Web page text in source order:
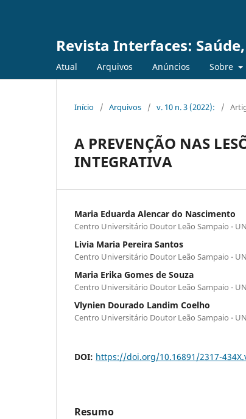
Revista Interfaces:
Atual Arquivos Anúncios Sobre
Início / Arquivos / v. 10 n. 3 (2022): /
A PREVENÇÃO NAS
INTEGRATIVA
Maria Eduarda Alencar do Nascimento
Centro Universitário Doutor Leão Sampaio -
Livia Maria Pereira Santos
Centro Universitário Doutor Leão Sampaio -
Maria Erika Gomes de Souza
Centro Universitário Doutor Leão Sampaio -
Vlynien Dourado Landim Coelho
Centro Universitário Doutor Leão Sampaio -
DOI: https://doi.org/10.16891/2317-
Resumo